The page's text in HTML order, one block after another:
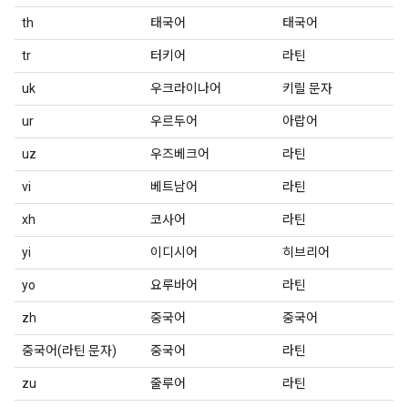
th 태국어 태국어
tr 터키어 라틴
uk 우크라이나어 키릴 문자
ur 우르두어 아랍어
uz 우즈베크어 라틴
vi 베트남어 라틴
xh 코사어 라틴
yi 이디시어 히브리어
yo 요루바어 라틴
zh 중국어 중국어
중국어(라틴 문자) 중국어 라틴
zu 줄루어 라틴